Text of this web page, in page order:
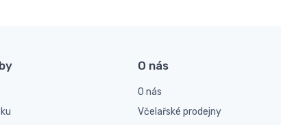
O nás
O nás
Včelařské prodejny